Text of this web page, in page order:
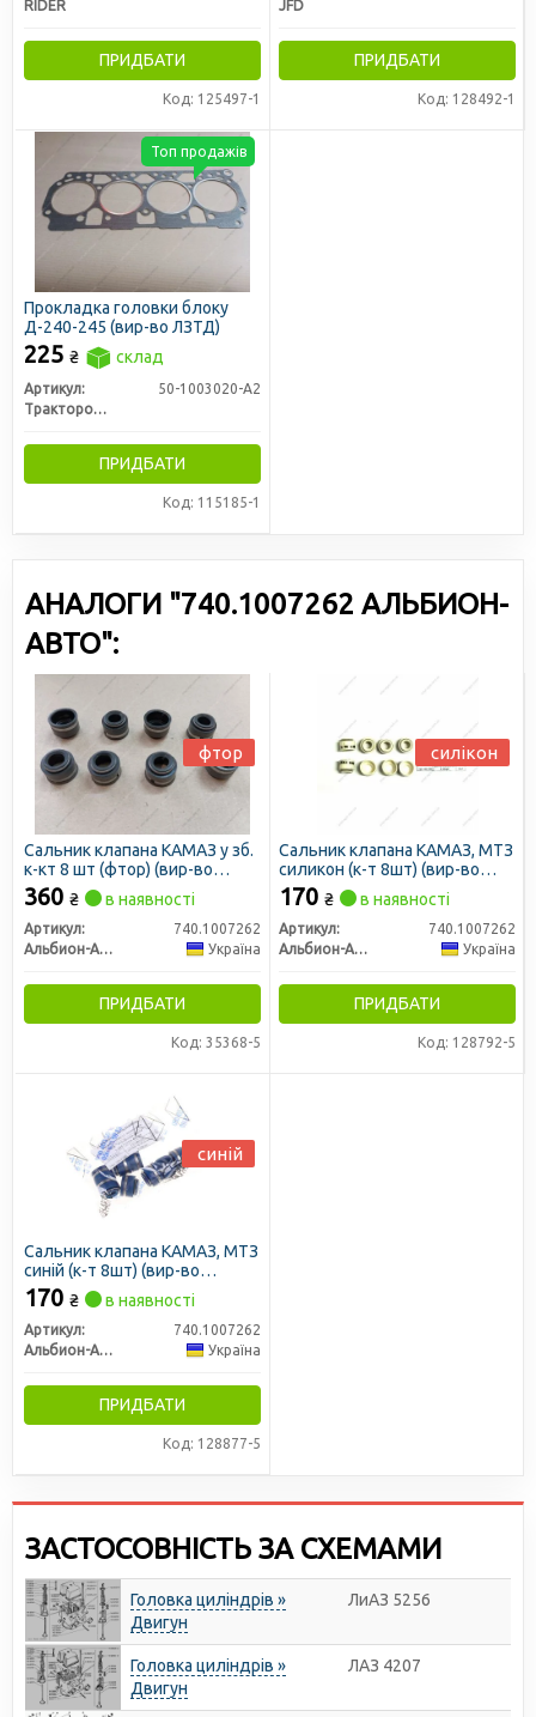
RIDER
ПРИДБАТИ
Код: 125497-1
JFD
ПРИДБАТИ
Код: 128492-1
Прокладка головки блоку
Д-240-245 (вир-во ЛЗТД)
225 ₴ склад
Артикул:
50-1003020-А2
Трактородеталь г. Лозовая
ПРИДБАТИ
Код: 115185-1
Топ продажів
АНАЛОГИ "740.1007262 АЛЬБИОН-
АВТО":
Сальник клапана КАМАЗ у зб.
к-кт 8 шт (фтор) (вир-во
Україна)
360 ₴ в наявності
Артикул:
740.1007262
Альбион-Авто
Україна
ПРИДБАТИ
Код: 35368-5
фтор
Сальник клапана КАМАЗ, МТЗ
силикон (к-т 8шт) (вир-во
Україна)
170 ₴ в наявності
Артикул:
740.1007262
Альбион-Авто
Україна
ПРИДБАТИ
Код: 128792-5
силікон
Сальник клапана КАМАЗ, МТЗ
синій (к-т 8шт) (вир-во
Україна)
170 ₴ в наявності
Артикул:
740.1007262
Альбион-Авто
Україна
ПРИДБАТИ
Код: 128877-5
синій
ЗАСТОСОВНІСТЬ ЗА СХЕМАМИ
Головка циліндрів »
Двигун
ЛиАЗ 5256
Головка циліндрів »
Двигун
ЛАЗ 4207